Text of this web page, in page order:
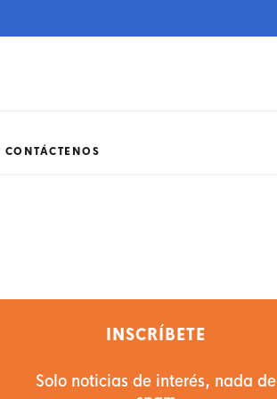
CONTÁCTENOS
INSCRÍBETE
Solo noticias de interés, nada de